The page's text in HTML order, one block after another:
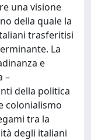
una visione
della quale la
trasferitisi
La
e
–
della politica
colonialismo
tra la
degli italiani